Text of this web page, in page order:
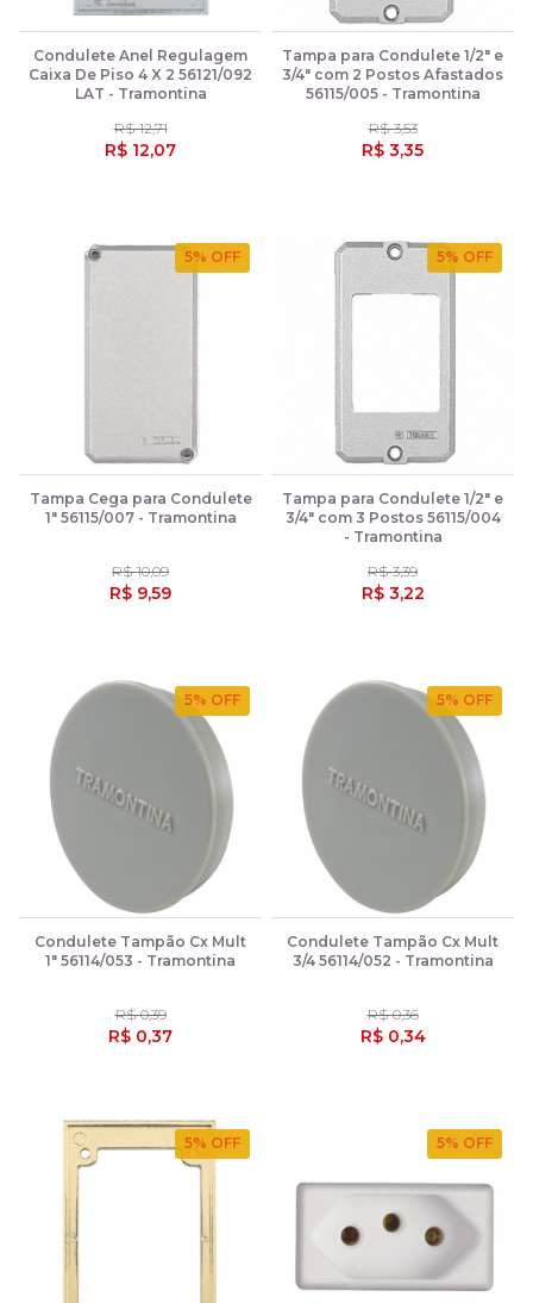
Condulete Anel Regulagem
Caixa De Piso 4 X 2 56121/092
LAT - Tramontina
R$ 12,71
R$ 12,07
Tampa para Condulete 1/2" e
3/4" com 2 Postos Afastados
56115/005 - Tramontina
R$ 3,53
R$ 3,35
5% OFF
Tampa Cega para Condulete
1" 56115/007 - Tramontina
R$ 10,09
R$ 9,59
5% OFF
Tampa para Condulete 1/2" e
3/4" com 3 Postos 56115/004
- Tramontina
R$ 3,39
R$ 3,22
5% OFF
Condulete Tampão Cx Mult
1" 56114/053 - Tramontina
R$ 0,39
R$ 0,37
5% OFF
Condulete Tampão Cx Mult
3/4 56114/052 - Tramontina
R$ 0,36
R$ 0,34
5% OFF 5% OFF